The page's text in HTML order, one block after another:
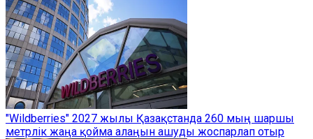
"Wildberries" 2027 жылы Қазақстанда 260 мың шаршы
метрлік жаңа қойма алаңын ашуды жоспарлап отыр